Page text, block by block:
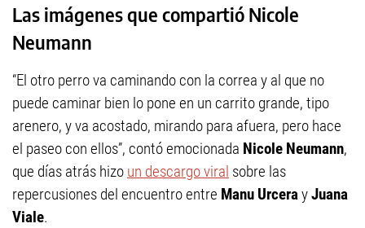
Las imágenes que compartió Nicole
Neumann
“El otro perro va caminando con la correa y al que no
puede caminar bien lo pone en un carrito grande, tipo
arenero, y va acostado, mirando para afuera, pero hace
el paseo con ellos”, contó emocionada Nicole Neumann,
que días atrás hizo un descargo viral sobre las
repercusiones del encuentro entre Manu UrcerayJuana
Viale.